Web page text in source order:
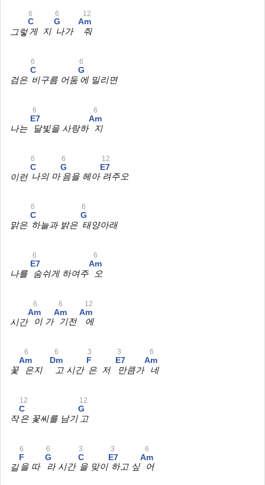
그렇
C
6
게 지
G
6
나가
Am
12
줘
검은
C
6
비구름 어둠
G
6
에 밀리면
나는
E7
6
달빛을 사랑하
Am
6
지
이런
C
6
나의 마
G
6
음을 헤아
E7
12
려주오
맑은
C
6
하늘과 밝은
G
6
태양아래
나를
E7
6
숨쉬게 하여주
Am
6
오
시간
Am
6
이 가
Am
6
기전
Am
12
에
꽃
Am
6
은지
Dm
6
고 시간
F
3
은 저
E7
3
만큼가
Am
6
네
작
C
12
은 꽃씨를 남기
G
12
고
길
F
6
을 따
G
6
라 시간
C
3
을 맞이
E7
3
하고 싶
Am
6
어